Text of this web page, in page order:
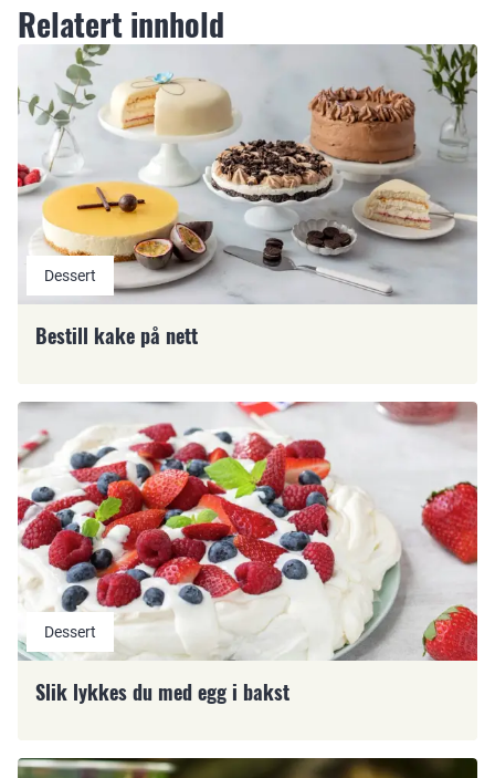
Relatert innhold
Dessert
Bestill kake på nett
Dessert
Slik lykkes du med egg i bakst